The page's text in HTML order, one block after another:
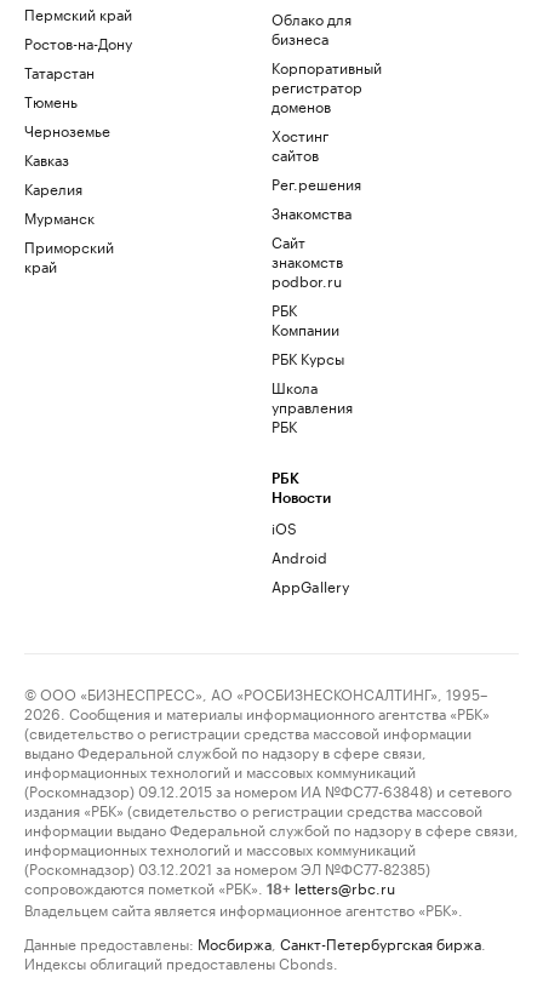
Пермский край
Ростов-на-Дону
Татарстан
Тюмень
Черноземье
Кавказ
Карелия
Мурманск
Приморский
край
Облако для
бизнеса
Корпоративный
регистратор
доменов
Хостинг
сайтов
Рег.решения
Знакомства
Сайт
знакомств
podbor.ru
РБК
Компании
РБК Курсы
Школа
управления
РБК
РБК
Новости
iOS
Android
AppGallery
© ООО «БИЗНЕСПРЕСС», АО «РОСБИЗНЕСКОНСАЛТИНГ», 1995–
2026. Сообщения и материалы информационного агентства «РБК»
(свидетельство о регистрации средства массовой информации
выдано Федеральной службой по надзору в сфере связи,
информационных технологий и массовых коммуникаций
(Роскомнадзор) 09.12.2015 за номером ИА №ФС77-63848) и сетевого
издания «РБК» (свидетельство о регистрации средства массовой
информации выдано Федеральной службой по надзору в сфере связи,
информационных технологий и массовых коммуникаций
(Роскомнадзор) 03.12.2021 за номером ЭЛ №ФС77-82385)
сопровождаются пометкой «РБК».
18+ letters@rbc.ru
Владельцем сайта является информационное агентство «РБК».
Данные предоставлены: Мосбиржа Санкт-Петербургская биржа
Индексы облигаций предоставлены Cbonds.